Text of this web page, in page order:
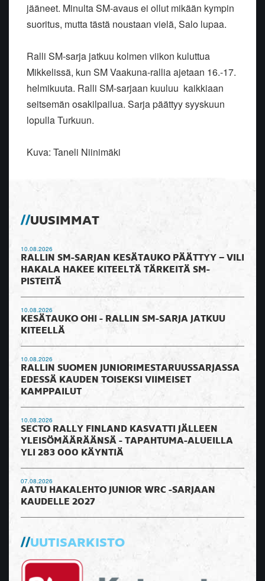
jääneet. Minulta SM-avaus ei ollut mikään kympin
suoritus, mutta tästä noustaan vielä, Salo lupaa.
Ralli SM-sarja jatkuu kolmen viikon kuluttua
Mikkelissä, kun SM Vaakuna-rallia ajetaan 16.-17.
helmikuuta. Ralli SM-sarjaan kuuluu kaikkiaan
seitsemän osakilpailua. Sarja päättyy syyskuun
lopulla Turkuun.
Kuva: Taneli Niinimäki
UUSIMMAT
10.08.2026
RALLIN SM-SARJAN KESÄTAUKO PÄÄTTYY – VILI
HAKALA HAKEE KITEELTÄ TÄRKEITÄ SM-
PISTEITÄ
10.08.2026
KESÄTAUKO OHI - RALLIN SM-SARJA JATKUU
KITEELLÄ
10.08.2026
RALLIN SUOMEN JUNIORIMESTARUUSSARJASSA
EDESSÄ KAUDEN TOISEKSI VIIMEISET
KAMPPAILUT
10.08.2026
SECTO RALLY FINLAND KASVATTI JÄLLEEN
YLEISÖMÄÄRÄÄNSÄ - TAPAHTUMA-ALUEILLA
YLI 283 000 KÄYNTIÄ
07.08.2026
AATU HAKALEHTO JUNIOR WRC -SARJAAN
KAUDELLE 2027
UUTISARKISTO